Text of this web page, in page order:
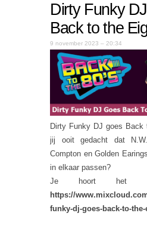
Dirty Funky
Back to the
9 november 2023 – 20:34
Dirty Funky DJ goes Back
jij ooit gedacht dat
Compton en Golden
in elkaar passen?
Je hoort het
https://
funky-dj-goes-back-to-